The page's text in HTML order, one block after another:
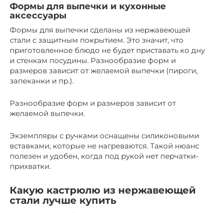
Формы для выпечки и кухонные
аксессуары
Формы для выпечки сделаны из нержавеющей
стали с защитным покрытием. Это значит, что
приготовленное блюдо не будет приставать ко дну
и стенкам посудины. Разнообразие форм и
размеров зависит от желаемой выпечки (пироги,
запеканки и пр.).
Разнообразие форм и размеров зависит от
желаемой выпечки.
Экземпляры с ручками оснащены силиконовыми
вставками, которые не нагреваются. Такой нюанс
полезен и удобен, когда под рукой нет перчатки-
прихватки.
Какую кастрюлю из нержавеющей
стали лучше купить